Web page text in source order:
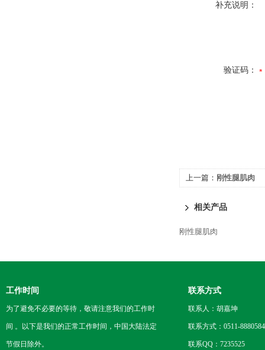
补充说明：
验证码：
上一篇： 刚性腿肌肉
相关产品
刚性腿肌肉
工作时间
为了避免不必要的等待，敬请注意我们的工作时
间 。以下是我们的正常工作时间，中国大陆法定
节假日除外。
联系方式
联系人：胡嘉坤
联系方式：0511-
联系QQ：7235525